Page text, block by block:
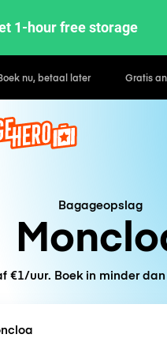
1-hour free storage
Uur- / dagtarieven
Bagageopslag
€1/uur. Boek in minder